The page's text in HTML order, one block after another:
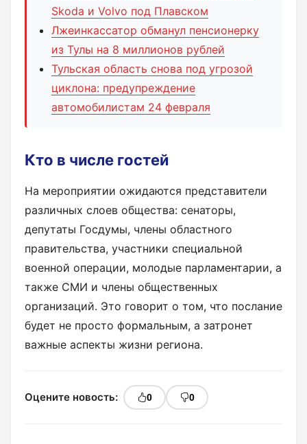
Skoda и Volvo под Плавском
Лжеинкассатор обманул пенсионерку
из Тулы на 8 миллионов рублей
Тульская область снова под угрозой
циклона: предупреждение
автомобилистам 24 февраля
Кто в числе гостей
На мероприятии ожидаются представители
различных слоев общества: сенаторы,
депутаты Госдумы, члены областного
правительства, участники специальной
военной операции, молодые парламентарии, а
также СМИ и члены общественных
организаций. Это говорит о том, что послание
будет не просто формальным, а затронет
важные аспекты жизни региона.
Оцените новость: 0 0